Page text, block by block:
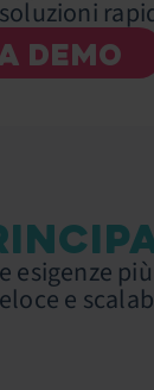
DEMO
esigenze
e